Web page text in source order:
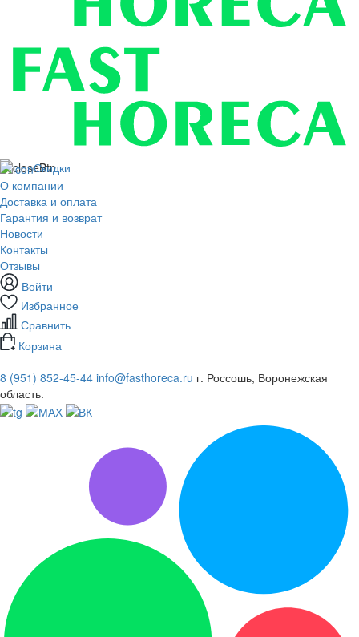
Скидки
О компании
Доставка и оплата
Гарантия и возврат
Новости
Контакты
Отзывы
Войти
Избранное
Сравнить
Корзина
8 (951) 852-45-44 info@fasthoreca.ru г. Россошь, Воронежская
область.